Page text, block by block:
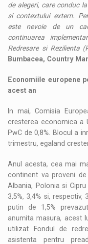
de alegeri, care conduc
si contextului extern.
este nevoie de un
continuarea
Redresare si Rezilienta
Bumbacea, Country
Economiile europene
acest an
In mai, Comisia
cresterea economica a
PwC de 0,8%. Blocul a
trimestru, egaland
Anul acesta, cea mai
continent va proveni
Albania, Polonia si
3,5%, 3,4% si,
putin de 1,5%
anumita masura, acest
utilizat Fondul de
asistenta pentru